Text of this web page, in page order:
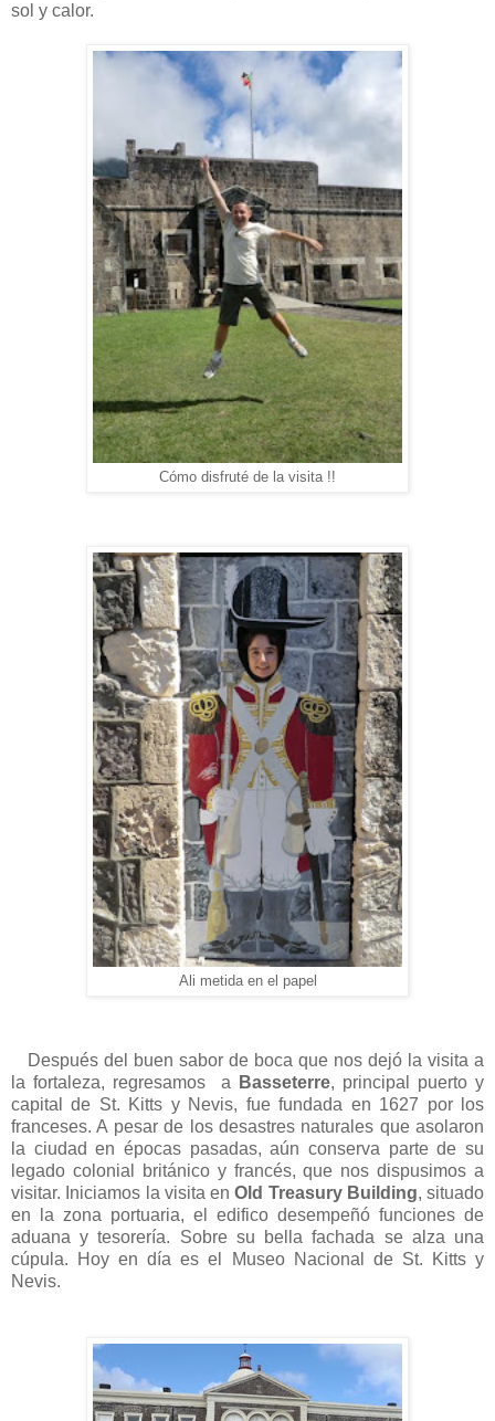
sol y calor.
Cómo disfruté de la visita !!
Ali metida en el papel
Después del buen sabor de boca que nos dejó la visita a
la fortaleza, regresamos a
Basseterre, principal puerto y
capital de St. Kitts y Nevis, fue fundada en 1627 por los
franceses. A pesar de los desastres naturales que asolaron
la ciudad en épocas pasadas, aún conserva parte de su
legado colonial británico y francés, que nos dispusimos a
visitar. Iniciamos la visita enOld Treasury Building, situado
en la zona portuaria, el edifico desempeñó funciones de
aduana y tesorería. Sobre su bella fachada se alza una
cúpula. Hoy en día es el Museo Nacional de St. Kitts y
Nevis.